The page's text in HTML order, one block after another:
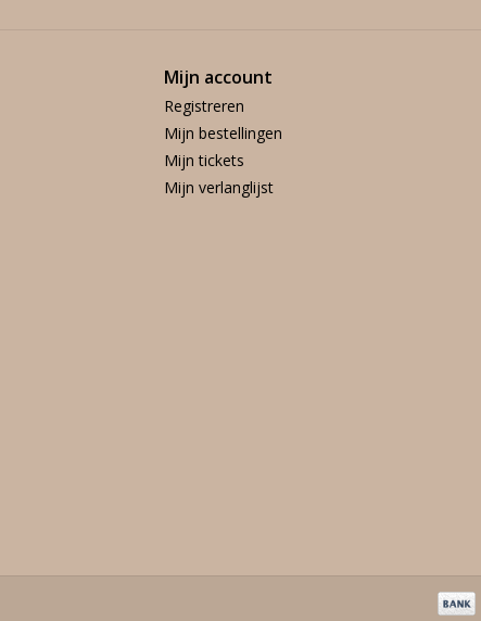
Mijn account
Registreren
Mijn bestellingen
Mijn tickets
Mijn verlanglijst